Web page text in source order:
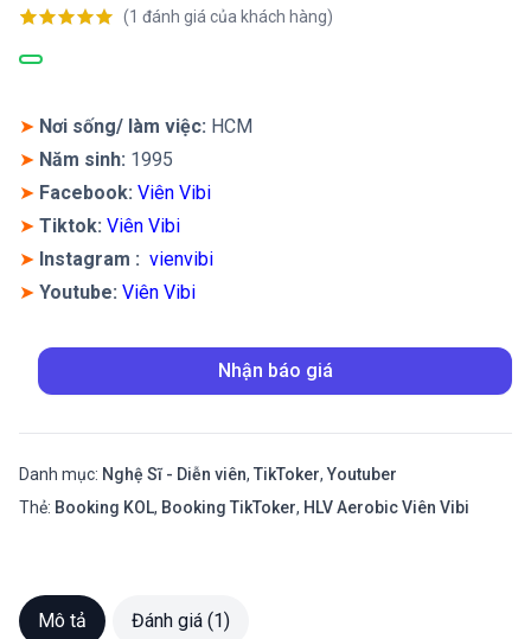
dựa trên
(1 đánh giá của khách hàng)
➤ Nơi sống/ làm việc: HCM
➤ Năm sinh: 1995
➤ Facebook: Viên Vibi
➤ Tiktok: Viên Vibi
➤ Instagram : vienvibi
➤ Youtube: Viên Vibi
Nhận báo giá
Danh mục: Nghệ Sĩ - Diễn viên, TikToker,Youtuber
Thẻ: Booking KOL, Booking TikToker, HLV Aerobic Viên Vibi
Mô tả Đánh giá (1)